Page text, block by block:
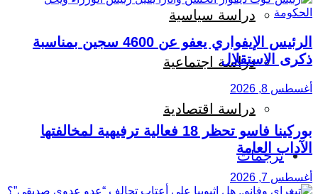
دراسة سياسية
دراسة اجتماعية
دراسة اقتصادية
ترجمات
الرئيس الإيفواري يعفو عن 4600 سجين بمناسبة
ذكرى الاستقلال
أغسطس 8, 2026
بوركينا فاسو تحظر 18 فعالية ترفيهية لمخالفتها
الآداب العامة
أغسطس 7, 2026